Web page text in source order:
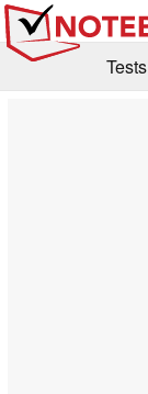
Tests